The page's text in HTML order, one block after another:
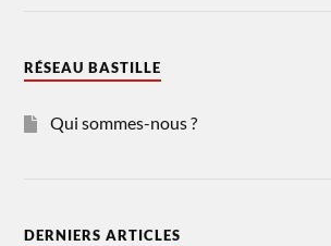
RÉSEAU BASTILLE
Qui sommes-nous ?
DERNIERS ARTICLES